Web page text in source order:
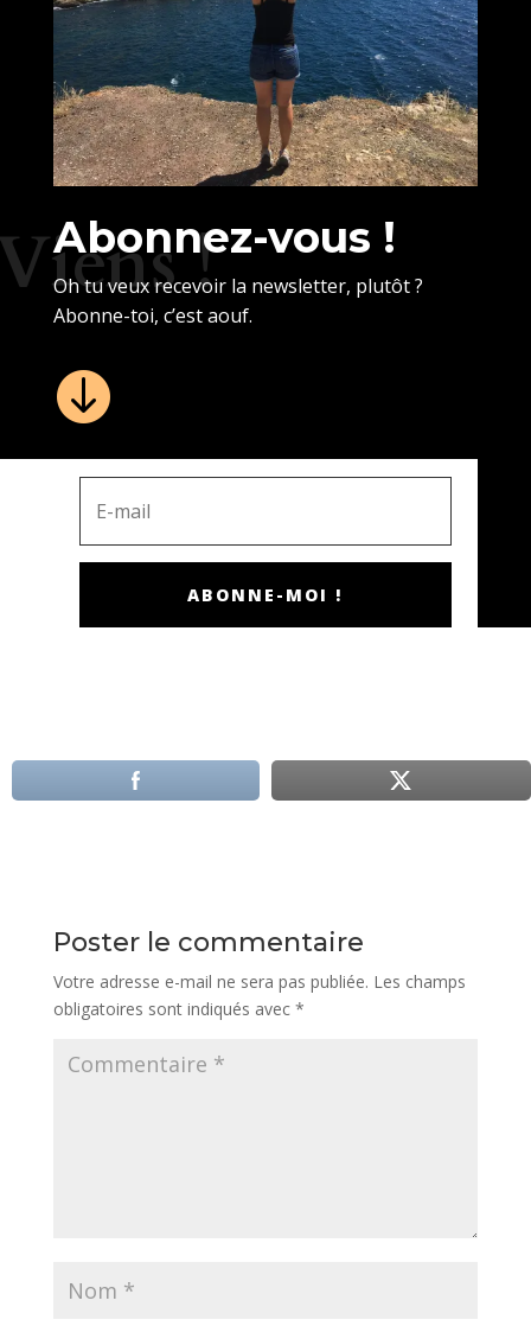
!
Abonnez-vous !
Oh tu veux recevoir la newsletter, plutôt ?
Abonne-toi, c’est aouf.

ABONNE-MOI !
Poster le commentaire
Votre adresse e-mail ne sera pas publiée. Les champs
obligatoires sont indiqués avec *